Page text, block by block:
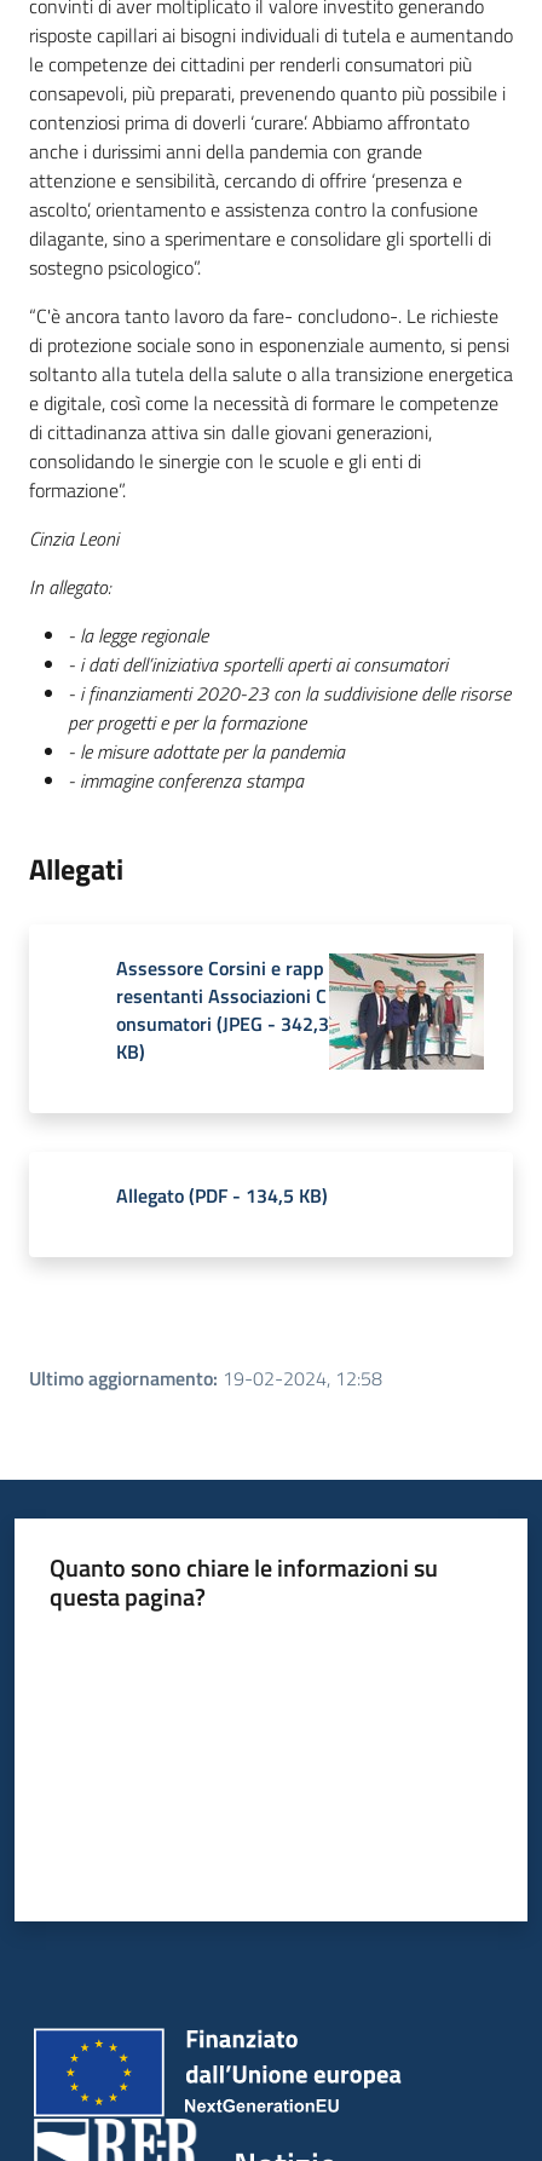
convinti di aver moltiplicato il valore investito generando
risposte capillari ai bisogni individuali di tutela e aumentando
le competenze dei cittadini per renderli consumatori più
consapevoli, più preparati, prevenendo quanto più possibile i
contenziosi prima di doverli ‘curare’. Abbiamo affrontato
anche i durissimi anni della pandemia con grande
attenzione e sensibilità, cercando di offrire ‘presenza e
ascolto’, orientamento e assistenza contro la confusione
dilagante, sino a sperimentare e consolidare gli sportelli di
sostegno psicologico”.
“C'è ancora tanto lavoro da fare- concludono-. Le richieste
di protezione sociale sono in esponenziale aumento, si pensi
soltanto alla tutela della salute o alla transizione energetica
e digitale, così come la necessità di formare le competenze
di cittadinanza attiva sin dalle giovani generazioni,
consolidando le sinergie con le scuole e gli enti di
formazione”.
Cinzia Leoni
In allegato:
- la legge regionale
- i dati dell’iniziativa sportelli aperti ai consumatori
- i finanziamenti 2020-23 con la suddivisione delle risorse
per progetti e per la formazione
- le misure adottate per la pandemia
- immagine conferenza stampa
Allegati
Assessore Corsini e rapp
resentanti Associazioni C
onsumatori (JPEG - 342,3
KB)
Allegato(PDF - 134,5 KB)
Ultimo aggiornamento: 19-02-2024, 12:58
Quanto sono chiare le informazioni su
questa pagina?